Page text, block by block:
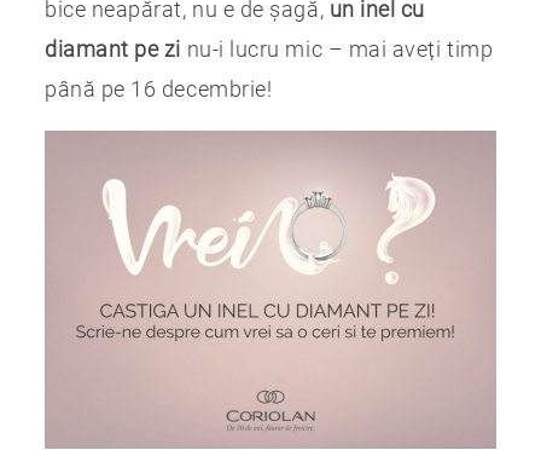
bice neapărat, nu e de șagă, un inel cu
diamant pe zi nu-i lucru mic – mai aveți timp
până pe 16 decembrie!